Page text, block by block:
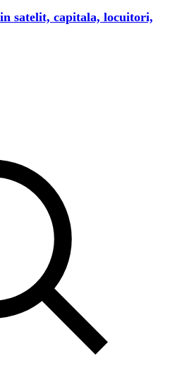
satelit, capitala, locuitori,